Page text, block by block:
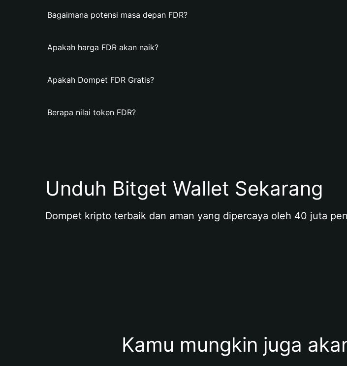
Bagaimana potensi masa depan FDR?
Apakah harga FDR akan naik?
Apakah Dompet FDR Gratis?
Berapa nilai token FDR?
Unduh Bitget Wallet Sekarang
Dompet kripto terbaik dan aman yang dipercaya oleh 40 juta
Kamu mungkin juga